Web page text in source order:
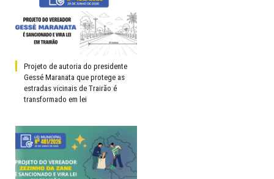
Projeto de autoria do presidente
Gessé Maranata que protege as
estradas vicinais de Trairão é
transformado em lei